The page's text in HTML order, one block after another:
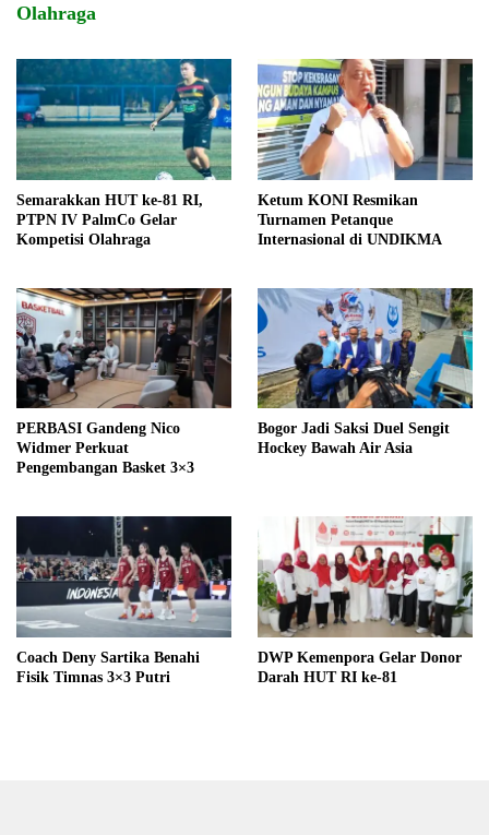
Olahraga
Semarakkan HUT ke-81 RI,
PTPN IV PalmCo Gelar
Kompetisi Olahraga
Ketum KONI Resmikan
Turnamen Petanque
Internasional di UNDIKMA
PERBASI Gandeng Nico
Widmer Perkuat
Pengembangan Basket 3×3
Bogor Jadi Saksi Duel Sengit
Hockey Bawah Air Asia
Coach Deny Sartika Benahi
Fisik Timnas 3×3 Putri
DWP Kemenpora Gelar Donor
Darah HUT RI ke-81